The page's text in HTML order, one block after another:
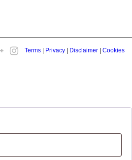
Terms Privacy Disclaimer Cookies